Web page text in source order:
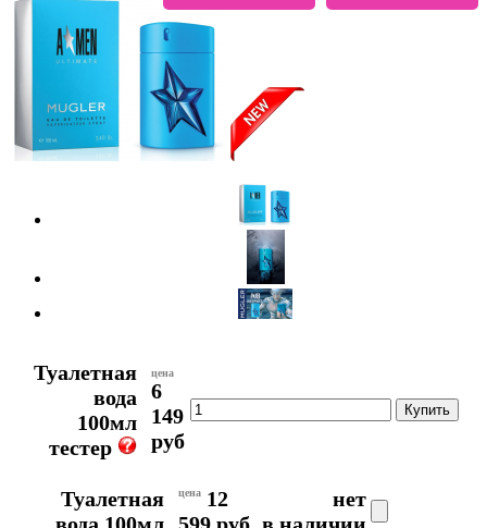
Туалетная
вода
100мл
тестер
цена
6
149
руб
Туалетная
цена 12
нет